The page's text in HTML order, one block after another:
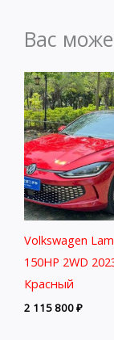
Вас
Volkswagen
150HP 2WD
Красный
2 115 800₽